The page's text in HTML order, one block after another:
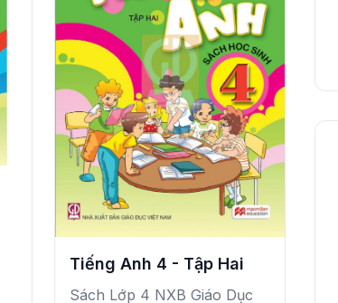
Tiếng Anh 4 - Tập Hai
Sách Lớp 4 NXB Giáo Dục